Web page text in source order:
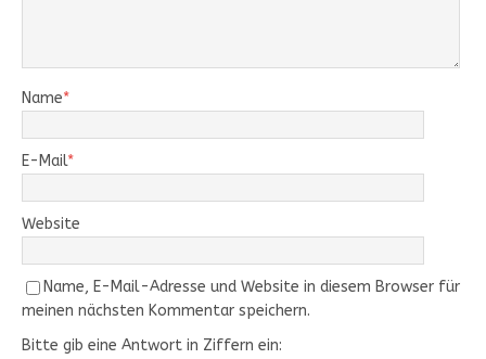
Name*
E-Mail*
Website
Name, E-Mail-Adresse und Website in diesem Browser für
meinen nächsten Kommentar speichern.
Bitte gib eine Antwort in Ziffern ein: